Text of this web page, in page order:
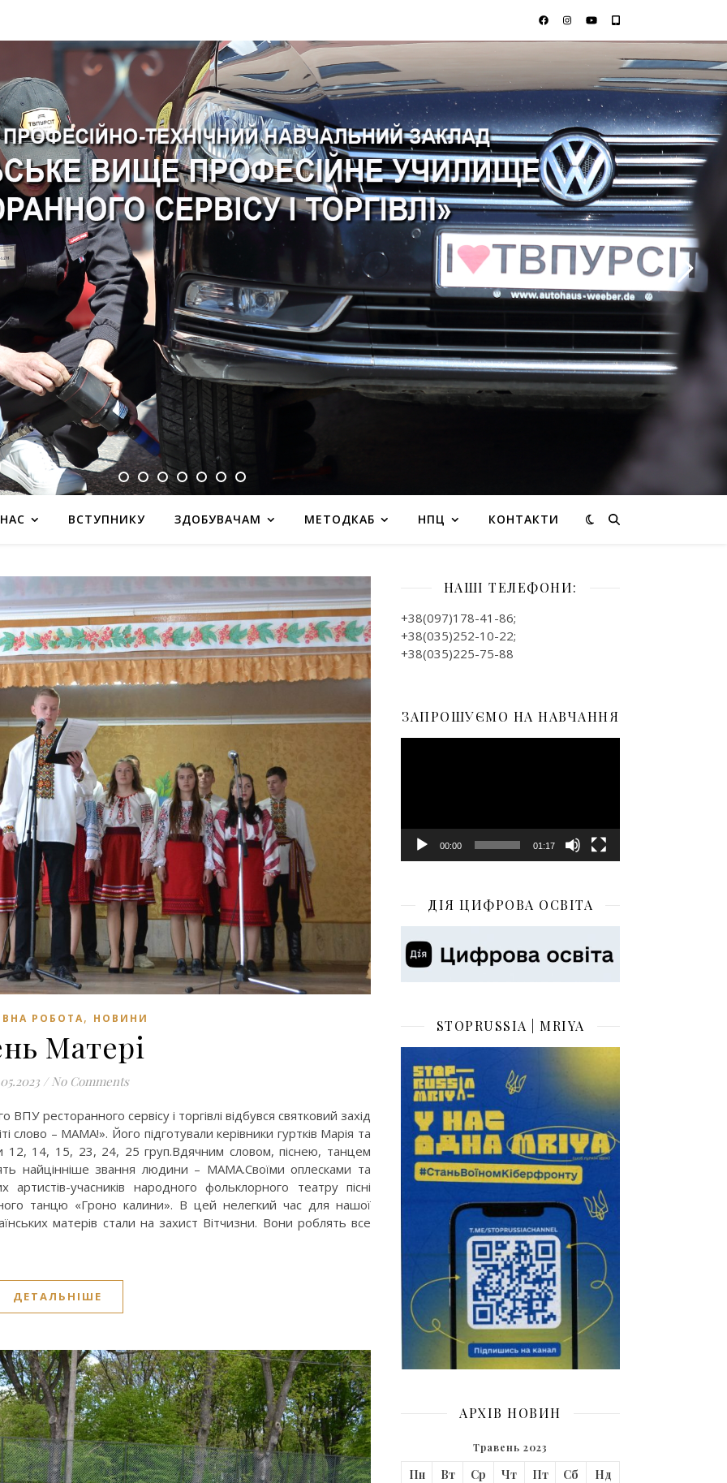
ВСТУПНИКУ ЗДОБУВАЧАМ МЕТОДКАБ НПЦ КОНТАКТИ
РОБОТА, НОВИНИ
Матері
/ No Comments
ВПУ ресторанного сервісу і торгівлі відбувся святковий захід
слово – МАМА!». Його підготували керівники гуртків Марія та
12, 14, 15, 23, 24, 25 груп.Вдячним словом, піснею, танцем
найцінніше звання людини – МАМА.Своїми оплесками та
артистів-учасників народного фольклорного театру пісні
танцю «Гроно калини». В цей нелегкий час для нашої
матерів стали на захист Вітчизни. Вони роблять все
ДЕТАЛЬНІШЕ
НАШІ ТЕЛЕФОНИ:
+38(097)178-41-86;
+38(035)252-10-22;
+38(035)225-75-88
ЗАПРОШУЄМО НА НАВЧАННЯ
00:00 01:17
ДІЯ ЦИФРОВА ОСВІТА
STOPRUSSIA | MRIYA
АРХІВ НОВИН
Травень 2023
Пн Вт Ср Чт Пт Сб
Нд